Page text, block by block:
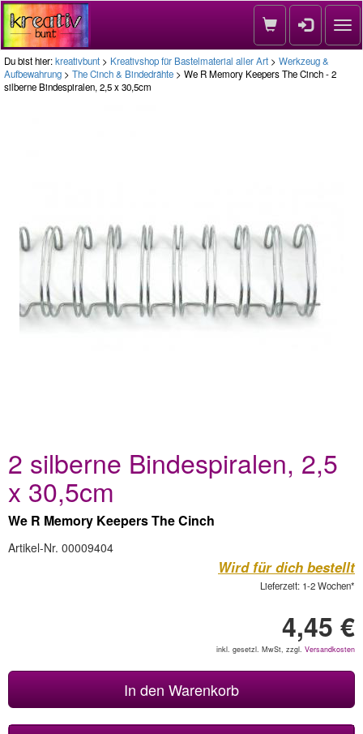
Du bist hier:kreativbunt > Kreativshop für Bastelmaterial aller Art > Werkzeug &
Aufbewahrung > The Cinch & Bindedrähte > We R Memory Keepers The Cinch - 2
silberne Bindespiralen, 2,5 x 30,5cm
2 silberne Bindespiralen, 2,5
x 30,5cm
We R Memory Keepers The Cinch
Artikel-Nr. 00009404
Wird für dich bestellt
Lieferzeit: 1-2 Wochen*
4,45 €
inkl. gesetzl. MwSt, zzgl. Versandkosten
In den Warenkorb